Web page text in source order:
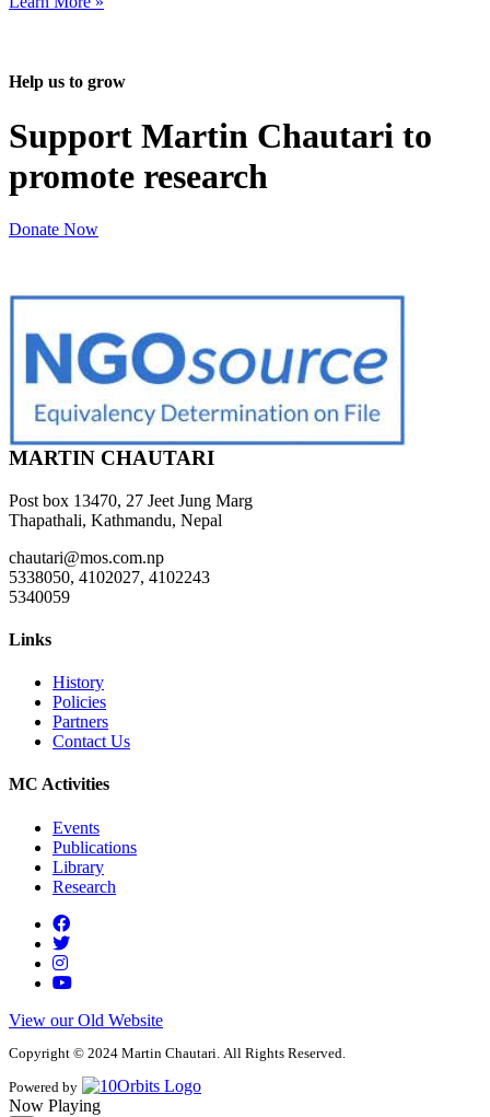
Help us to grow
Support Martin Chautari to
promote research
Donate Now
MARTIN CHAUTARI
Post box 13470, 27 Jeet Jung Marg
Thapathali, Kathmandu, Nepal
chautari@mos.com.np
5338050, 4102027, 4102243
5340059
Links
History
Policies
Partners
Contact Us
MC Activities
Events
Publications
Library
Research
View our Old Website
Copyright © 2024 Martin Chautari. All Rights Reserved.
Powered by
Now Playing